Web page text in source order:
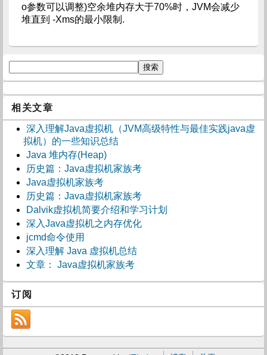
o参数可以调整)空余堆内存大于70%时，JVM会减少
堆直到 -Xms的最小限制.
相关文章
深入理解Java虚拟机（JVM高级特性与最佳实践java虚
拟机）的一些知识总结
Java 堆内存(Heap)
历史篇：Java虚拟机家族考
Java虚拟机家族考
历史篇：Java虚拟机家族考
Dalvik虚拟机简要介绍和学习计划
深入Java虚拟机之内存优化
jcmd命令使用
深入理解 Java 虚拟机总结
文章： Java虚拟机家族考
订阅